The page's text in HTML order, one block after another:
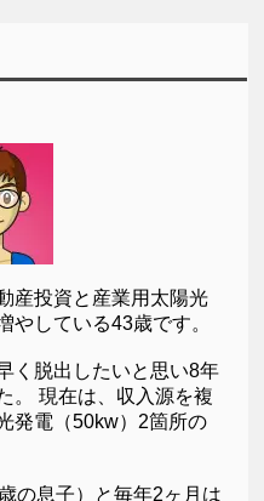
産投資と産業用太陽光
やしている43歳です。
く脱出したいと思い8年
。 現在は、収入源を複
発電（50kw）2箇所の
の息子）と毎年2ヶ月は